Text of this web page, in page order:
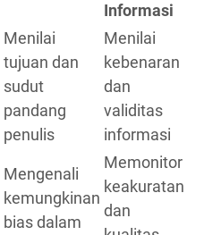
Informasi
Menilai
tujuan dan
sudut
pandang
penulis
Menilai
kebenaran
dan
validitas
informasi
Mengenali
kemungkinan
bias dalam
Memonitor
keakuratan
dan